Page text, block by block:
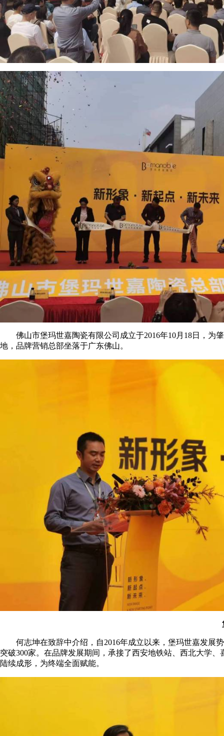
佛山市堡玛世嘉陶瓷有限公司成立于2016年10月18日，为
地，品牌营销总部坐落于广东佛山。
何志坤在致辞中介绍，自2016年成立以来，堡玛世嘉发展势
突破300家。在品牌发展期间，承接了西安地铁站、西北大学
陆续成形，为终端全面赋能。